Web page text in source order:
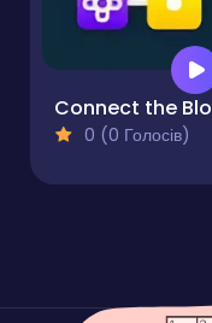
0 (0 Голосів)